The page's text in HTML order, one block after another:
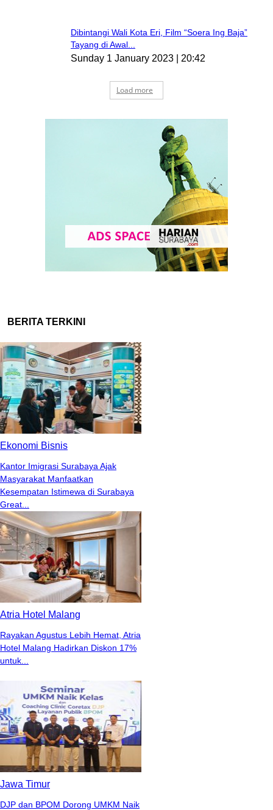
Dibintangi Wali Kota Eri, Film “Soera Ing Baja”
Tayang di Awal...
Sunday 1 January 2023 | 20:42
Load more
BERITA TERKINI
Ekonomi Bisnis
Kantor Imigrasi Surabaya Ajak
Masyarakat Manfaatkan
Kesempatan Istimewa di Surabaya
Great...
Atria Hotel Malang
Rayakan Agustus Lebih Hemat, Atria
Hotel Malang Hadirkan Diskon 17%
untuk...
Jawa Timur
DJP dan BPOM Dorong UMKM Naik